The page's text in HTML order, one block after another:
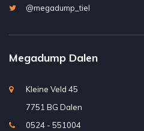
@megadump_tiel
Megadump Dalen
Kleine Veld 45
7751 BG Dalen
0524 - 551004